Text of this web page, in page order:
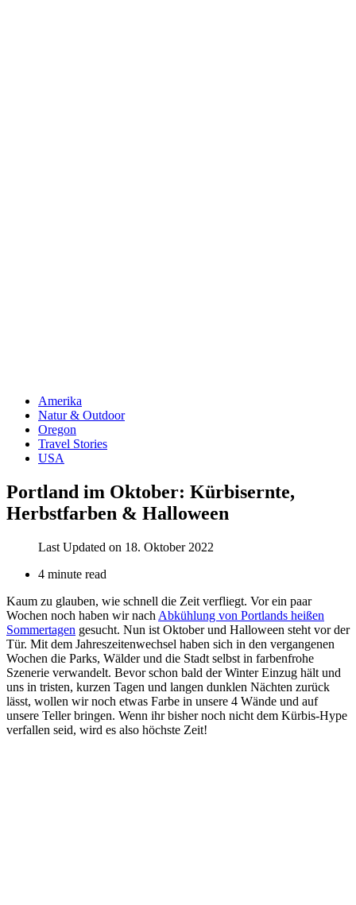
Amerika
Natur & Outdoor
Oregon
Travel Stories
USA
Portland im Oktober: Kürbisernte,
Herbstfarben & Halloween
Last Updated on 18. Oktober 2022
4 minute read
Kaum zu glauben, wie schnell die Zeit verfliegt. Vor ein paar
Wochen noch haben wir nach Abkühlung von Portlands heißen
Sommertagen gesucht. Nun ist Oktober und Halloween steht vor der
Tür. Mit dem Jahreszeitenwechsel haben sich in den vergangenen
Wochen die Parks, Wälder und die Stadt selbst in farbenfrohe
Szenerie verwandelt. Bevor schon bald der Winter Einzug hält und
uns in tristen, kurzen Tagen und langen dunklen Nächten zurück
lässt, wollen wir noch etwas Farbe in unsere 4 Wände und auf
unsere Teller bringen. Wenn ihr bisher noch nicht dem Kürbis-Hype
verfallen seid, wird es also höchste Zeit!